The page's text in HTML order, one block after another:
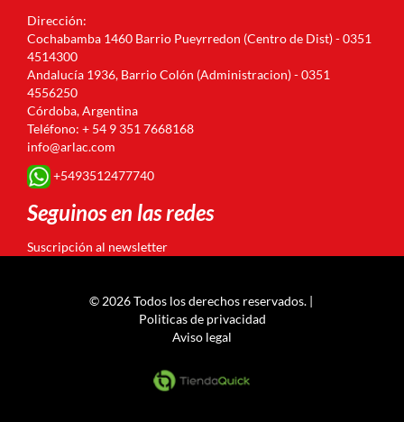
Dirección:
Cochabamba 1460 Barrio Pueyrredon (Centro de Dist) - 0351
4514300
Andalucía 1936, Barrio Colón (Administracion) - 0351
4556250
Córdoba, Argentina
Teléfono: + 54 9 351 7668168
info@arlac.com
+5493512477740
Seguinos en las redes
Suscripción al newsletter
© 2026 Todos los derechos reservados. |
Politicas de privacidad
Aviso legal